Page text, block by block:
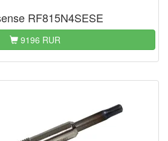
RF815N4SESE
9196 RUR